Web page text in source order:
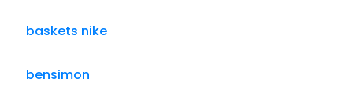
baskets nike
bensimon